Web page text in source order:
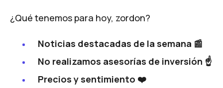
¿Qué tenemos para hoy, zordon?
Noticias destacadas de la semana 📰
No realizamos asesorías de inversión ☝️
Precios y sentimiento ❤️